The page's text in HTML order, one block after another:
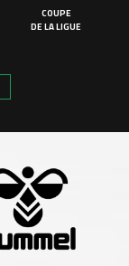
COUPE
DE LA LIGUE